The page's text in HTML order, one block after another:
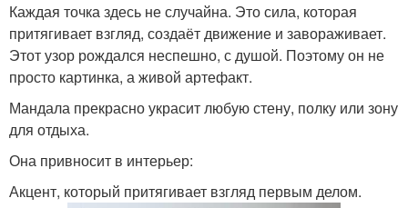
Каждая точка здесь не случайна. Это сила, которая
притягивает взгляд, создаёт движение и завораживает.
Этот узор рождался неспешно, с душой. Поэтому он не
просто картинка, а живой артефакт.
Мандала прекрасно украсит любую стену, полку или зону
для отдыха.
Она привносит в интерьер:
Акцент, который притягивает взгляд первым делом.